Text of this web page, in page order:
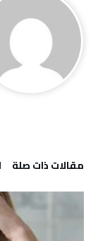
‫مقالات ذات صلة‬